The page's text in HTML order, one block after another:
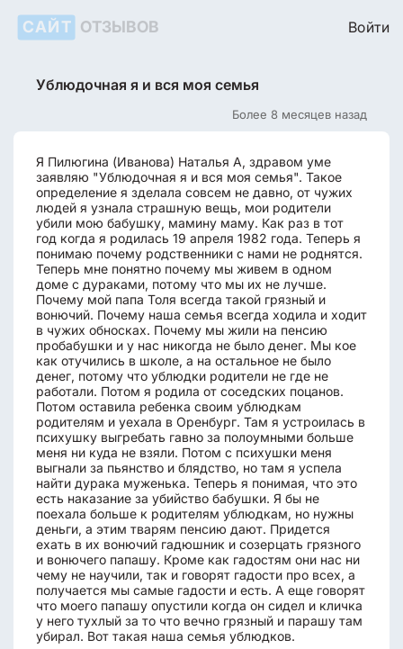
САЙТ ОТЗЫВОВ Войти
Ублюдочная я и вся моя семья
Более 8 месяцев назад
Я Пилюгина (Иванова) Наталья А, здравом уме
заявляю "Ублюдочная я и вся моя семья". Такое
определение я зделала совсем не давно, от чужих
людей я узнала страшную вещь, мои родители
убили мою бабушку, мамину маму. Как раз в тот
год когда я родилась 19 апреля 1982 года. Теперь я
понимаю почему родственники с нами не роднятся.
Теперь мне понятно почему мы живем в одном
доме с дураками, потому что мы их не лучше.
Почему мой папа Толя всегда такой грязный и
вонючий. Почему наша семья всегда ходила и ходит
в чужих обносках. Почему мы жили на пенсию
пробабушки и у нас никогда не было денег. Мы кое
как отучились в школе, а на остальное не было
денег, потому что ублюдки родители не где не
работали. Потом я родила от соседских поцанов.
Потом оставила ребенка своим ублюдкам
родителям и уехала в Оренбург. Там я устроилась в
психушку выгребать гавно за полоумными больше
меня ни куда не взяли. Потом с психушки меня
выгнали за пьянство и блядство, но там я успела
найти дурака муженька. Теперь я понимая, что это
есть наказание за убийство бабушки. Я бы не
поехала больше к родителям ублюдкам, но нужны
деньги, а этим тварям пенсию дают. Придется
ехать в их вонючий гадюшник и созерцать грязного
и вонючего папашу. Кроме как гадостям они нас ни
чему не научили, так и говорят гадости про всех, а
получается мы самые гадости и есть. А еще говорят
что моего папашу опустили когда он сидел и кличка
у него тухлый за то что вечно грязный и парашу там
убирал. Вот такая наша семья ублюдков.